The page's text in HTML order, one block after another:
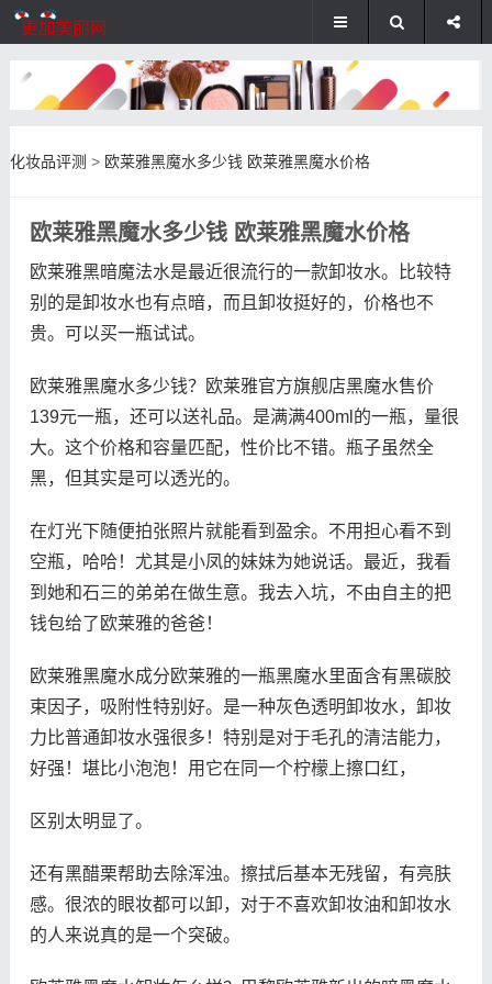
化妆品评测 > 欧莱雅黑魔水多少钱 欧莱雅黑魔水价格
欧莱雅黑魔水多少钱 欧莱雅黑魔水价格
欧莱雅黑暗魔法水是最近很流行的一款卸妆水。比较特
别的是卸妆水也有点暗，而且卸妆挺好的，价格也不
贵。可以买一瓶试试。
欧莱雅黑魔水多少钱？欧莱雅官方旗舰店黑魔水售价
139元一瓶，还可以送礼品。是满满400ml的一瓶，量很
大。这个价格和容量匹配，性价比不错。瓶子虽然全
黑，但其实是可以透光的。
在灯光下随便拍张照片就能看到盈余。不用担心看不到
空瓶，哈哈！尤其是小凤的妹妹为她说话。最近，我看
到她和石三的弟弟在做生意。我去入坑，不由自主的把
钱包给了欧莱雅的爸爸！
欧莱雅黑魔水成分欧莱雅的一瓶黑魔水里面含有黑碳胶
束因子，吸附性特别好。是一种灰色透明卸妆水，卸妆
力比普通卸妆水强很多！特别是对于毛孔的清洁能力，
好强！堪比小泡泡！用它在同一个柠檬上擦口红，
区别太明显了。
还有黑醋栗帮助去除浑浊。擦拭后基本无残留，有亮肤
感。很浓的眼妆都可以卸，对于不喜欢卸妆油和卸妆水
的人来说真的是一个突破。